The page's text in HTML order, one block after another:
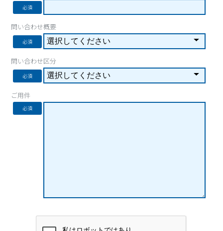
必須
問い合わせ概要
必須
問い合わせ区分
必須
ご用件
必須